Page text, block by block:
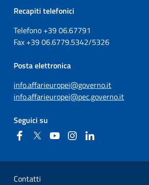
Recapiti telefonici
Telefono +3906.67791
Fax +3906.6779.5342/5326
Posta elettronica
info.affarieuropei@governo.it
info.affarieuropei@pec.governo.it
Seguici su
FacebookTwitter YouTubeInstagram
Sezione Link Utili
Contatti